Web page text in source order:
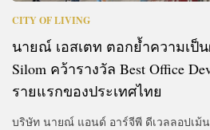
CITY OF LIVING
นายณ์ เอสเตท ตอกย้ำความเป็
Silom คว้ารางวัล Best Office
รายแรกของประเทศไทย
บริษัท นายณ์ แอนด์ อาร์จีพี ดีเวลลอปเม้